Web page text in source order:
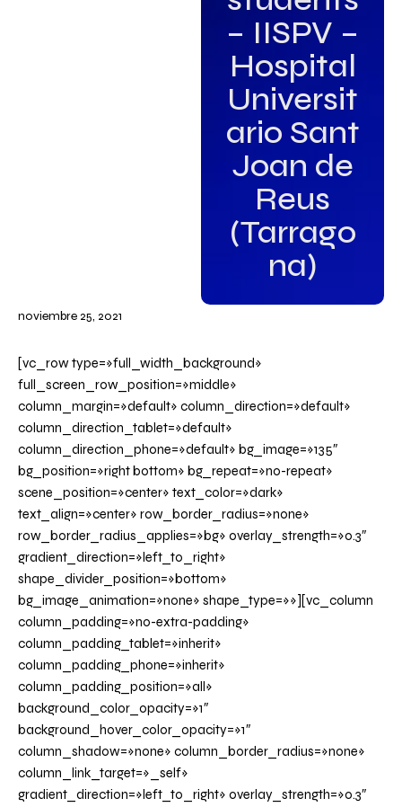
– IISPV –
Hospital
Universit
ario Sant
Joan de
Reus
(Tarrago
na)
noviembre 25, 2021
[vc_row type=»full_width_background»
full_screen_row_position=»middle»
column_margin=»default» column_direction=»default»
column_direction_tablet=»default»
column_direction_phone=»default» bg_image=»135″
bg_position=»right bottom» bg_repeat=»no-repeat»
scene_position=»center» text_color=»dark»
text_align=»center» row_border_radius=»none»
row_border_radius_applies=»bg» overlay_strength=»0.3″
gradient_direction=»left_to_right»
shape_divider_position=»bottom»
bg_image_animation=»none» shape_type=»»][vc_column
column_padding=»no-extra-padding»
column_padding_tablet=»inherit»
column_padding_phone=»inherit»
column_padding_position=»all»
background_color_opacity=»1″
background_hover_color_opacity=»1″
column_shadow=»none» column_border_radius=»none»
column_link_target=»_self»
gradient_direction=»left_to_right» overlay_strength=»0.3″